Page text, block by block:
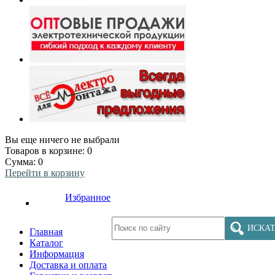
Вы еще ничего не выбрали
Товаров в корзине: 0
Сумма: 0
Перейти в корзину
Избранное
Главная
Каталог
Информация
Доставка и оплата